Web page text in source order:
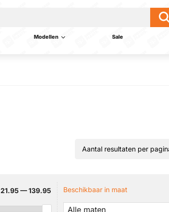
Modellen Sale
21.95 — 139.95 Beschikbaar in maat
Alle maten